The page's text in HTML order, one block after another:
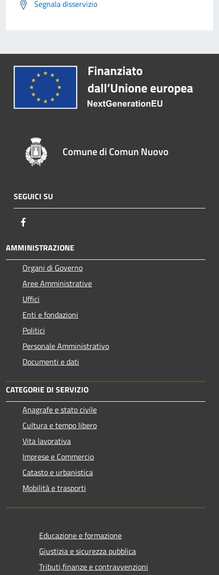
Segnala disservizio
Comune di Comun Nuovo
SEGUICI SU
AMMINISTRAZIONE
Organi di Governo
Aree Amministrative
Uffici
Enti e fondazioni
Politici
Personale Amministrativo
Documenti e dati
CATEGORIE DI SERVIZIO
Anagrafe e stato civile
Cultura e tempo libero
Vita lavorativa
Imprese e Commercio
Catasto e urbanistica
Mobilità e trasporti
Educazione e formazione
Giustizia e sicurezza pubblica
Tributi,finanze e contravvenzioni